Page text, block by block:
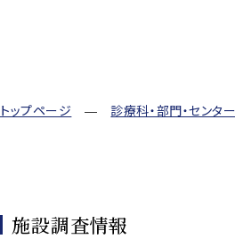
トップページ 診療科・部門・センター
施設調査情報